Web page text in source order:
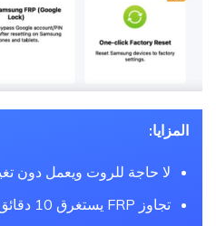
المزايا:
لا حاجة للروت ويعمل دون
تجاوز FRP يستغرق 10 دقائق.